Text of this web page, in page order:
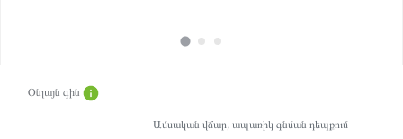
Օնլայն գին
Ամսական վճար, ապառիկ գնման դեպքում